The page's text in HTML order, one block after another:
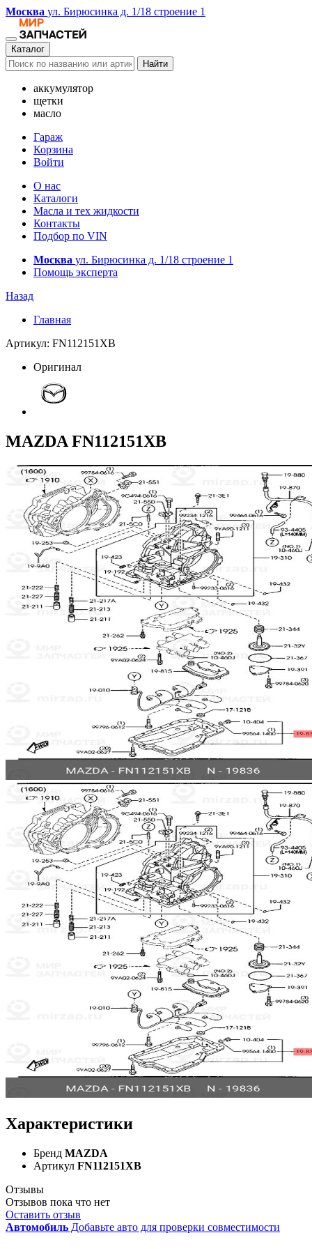
Москва ул. Бирюсинка д. 1/18 строение 1
Каталог
Найти
аккумулятор
щетки
масло
Гараж
Корзина
Войти
О нас
Каталоги
Масла и тех жидкости
Контакты
Подбор по VIN
Москва ул. Бирюсинка д. 1/18 строение 1
Помощь эксперта
Назад
Главная
Артикул: FN112151XB
Оригинал
MAZDA FN112151XB
Характеристики
Бренд MAZDA
Артикул FN112151XB
Отзывы
Отзывов пока что нет
Оставить отзыв
Автомобиль Добавьте авто для проверки совместимости